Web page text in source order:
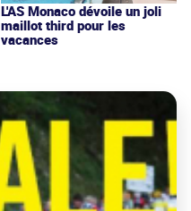
L'AS Monaco dévoile un joli
maillot third pour les
vacances